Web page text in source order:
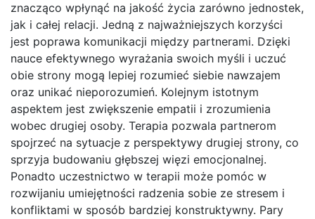
znacząco wpłynąć na jakość życia zarówno jednostek,
jak i całej relacji. Jedną z najważniejszych korzyści
jest poprawa komunikacji między partnerami. Dzięki
nauce efektywnego wyrażania swoich myśli i uczuć
obie strony mogą lepiej rozumieć siebie nawzajem
oraz unikać nieporozumień. Kolejnym istotnym
aspektem jest zwiększenie empatii i zrozumienia
wobec drugiej osoby. Terapia pozwala partnerom
spojrzeć na sytuacje z perspektywy drugiej strony, co
sprzyja budowaniu głębszej więzi emocjonalnej.
Ponadto uczestnictwo w terapii może pomóc w
rozwijaniu umiejętności radzenia sobie ze stresem i
konfliktami w sposób bardziej konstruktywny. Pary